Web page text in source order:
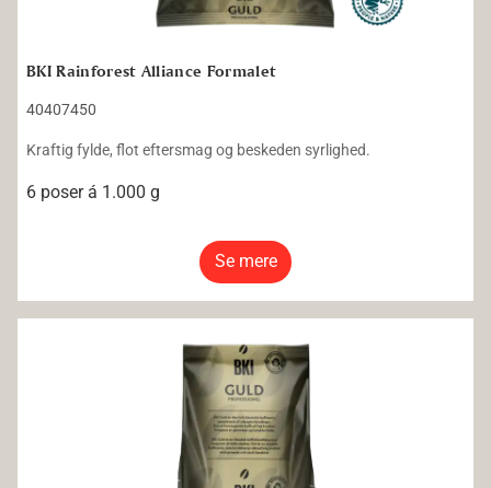
BKI Rainforest Alliance Formalet
40407450
Kraftig fylde, flot eftersmag og beskeden syrlighed.
6 poser á 1.000 g
Se mere